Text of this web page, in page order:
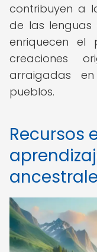
contribuyen a
de las lenguas
enriquecen el
creaciones
arraigadas
pueblos.
Recursos